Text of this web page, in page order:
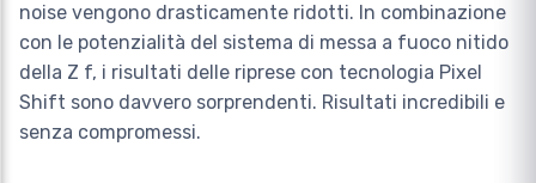
noise vengono drasticamente ridotti. In combinazione
con le potenzialità del sistema di messa a fuoco nitido
della Z f, i risultati delle riprese con tecnologia Pixel
Shift sono davvero sorprendenti. Risultati incredibili e
senza compromessi.